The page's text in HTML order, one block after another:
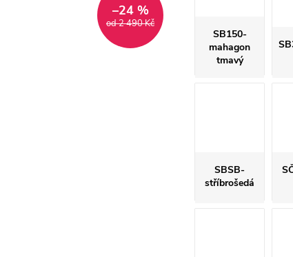
od 2 490 Kč
–24 %
SB150-
mahagon
tmavý
SBSB-
stříbrošedá